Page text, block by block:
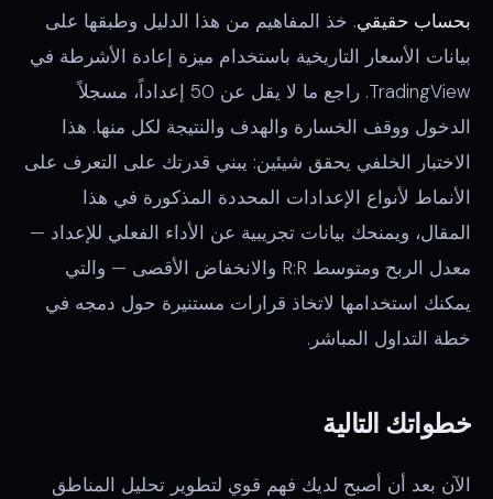
بحساب حقيقي. خذ المفاهيم من هذا الدليل وطبقها على
بيانات الأسعار التاريخية باستخدام ميزة إعادة الأشرطة في
TradingView. راجع ما لا يقل عن 50 إعداداً، مسجلاً
الدخول ووقف الخسارة والهدف والنتيجة لكل منها. هذا
الاختبار الخلفي يحقق شيئين: يبني قدرتك على التعرف على
الأنماط لأنواع الإعدادات المحددة المذكورة في هذا
المقال، ويمنحك بيانات تجريبية عن الأداء الفعلي للإعداد —
معدل الربح ومتوسط R:R والانخفاض الأقصى — والتي
يمكنك استخدامها لاتخاذ قرارات مستنيرة حول دمجه في
خطة التداول المباشر.
خطواتك التالية
الآن بعد أن أصبح لديك فهم قوي لتطوير تحليل المناطق